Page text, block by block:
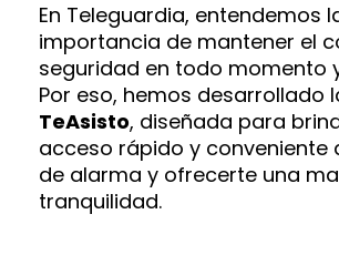
En Teleguardia, entendemos
importancia de mantener el
seguridad en todo momento
Por eso, hemos desarrollado
TeAsisto, diseñada para
acceso rápido y conveniente
de alarma y ofrecerte una
tranquilidad.